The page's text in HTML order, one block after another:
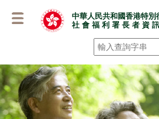
容
中華人民共和國香港特別
社 會 福 利 署 長 者 資
搜尋 *